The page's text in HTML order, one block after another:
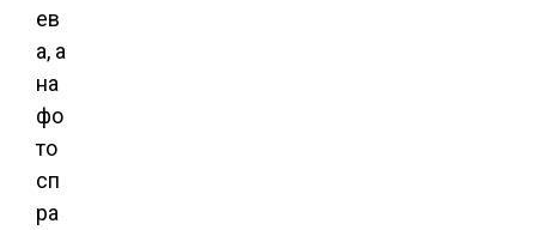
ев
а, а
на
фо
то
сп
ра